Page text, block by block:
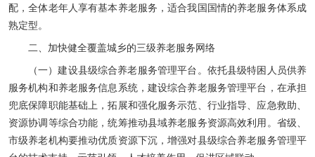
配，全体老年人享有基本养老服务，适合我国国情的养老服务体系成
熟定型。
二、加快健全覆盖城乡的三级养老服务网络
（一）建设县级综合养老服务管理平台。依托县级特困人员供养
服务机构和养老服务信息系统，建设综合养老服务管理平台，在承担
兜底保障职能基础上，拓展和强化服务示范、行业指导、应急救助、
资源协调等综合功能，统筹推动县域养老服务资源高效利用。省级、
市级养老机构要推动优质资源下沉，增强对县级综合养老服务管理平